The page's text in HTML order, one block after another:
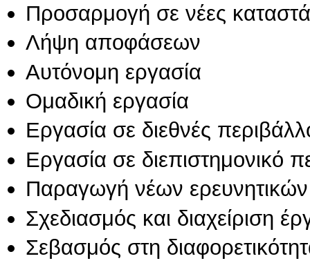
Προσαρμογή σε νέες
Λήψη αποφάσεων
Αυτόνομη εργασία
Ομαδική εργασία
Εργασία σε διεθνές
Εργασία σε διεπιστημονικό
Παραγωγή νέων
Σχεδιασμός και διαχείριση
Σεβασμός στη